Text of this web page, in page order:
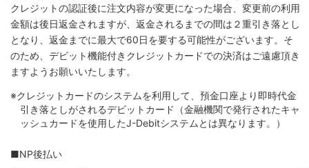
クレジットの認証後に注文内容が変更になった場合、変更前の利用
金額は後日返金されますが、返金されるまでの間は２重引き落とし
となり、返金までに最大で60日を要する可能性がございます。そ
のため、デビット機能付きクレジットカードでの決済はご遠慮頂き
ますようお願いいたします。
※クレジットカードのシステムを利用して、預金口座より即時代金
引き落としがされるデビットカード（金融機関で発行されたキャ
ッシュカードを使用したJ-Debitシステムとは異なります。）
■NP後払い